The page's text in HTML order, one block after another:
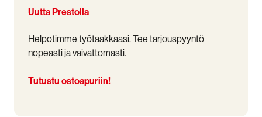
Uutta Prestolla
Helpotimme työtaakkaasi. Tee tarjouspyyntö
nopeasti ja vaivattomasti.
Tutustu ostoapuriin!